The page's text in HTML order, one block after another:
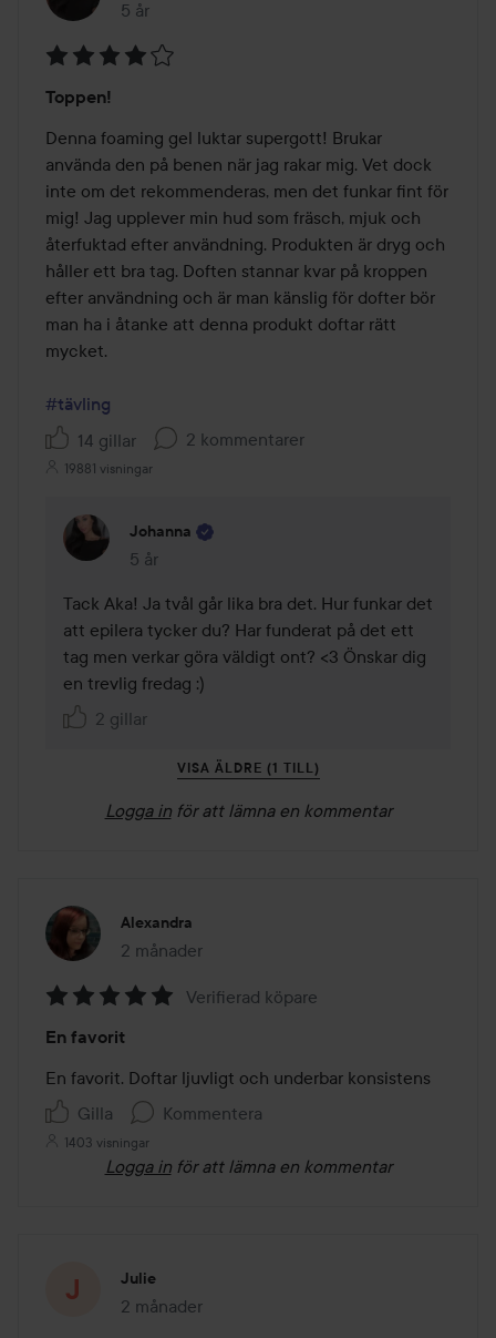
5 år
Inlägget skapades 5 år
4
av
5
Toppen!
Denna foaming gel luktar supergott! Brukar
använda den på benen när jag rakar mig. Vet dock
inte om det rekommenderas, men det funkar fint för
mig! Jag upplever min hud som fräsch, mjuk och
återfuktad efter användning. Produkten är dryg och
håller ett bra tag. Doften stannar kvar på kroppen
efter användning och är man känslig för dofter bör
man ha i åtanke att denna produkt doftar rätt
mycket.
#tävling
14 gillar
2 kommentarer
19881 visningar
Johanna
5 år
Kommentaren lades 5 år
Tack Aka! Ja tvål går lika bra det. Hur funkar det
att epilera tycker du? Har funderat på det ett
tag men verkar göra väldigt ont? <3 Önskar dig
en trevlig fredag :)
2 gillar
VISA ÄLDRE (1 TILL)
Logga in för att lämna en kommentar
Alexandra
2 månader
Inlägget skapades 2 månader
5
av
5
Verifierad köpare
En favorit
En favorit. Doftar ljuvligt och underbar konsistens
Gilla
Kommentera
1403 visningar
Logga in för att lämna en kommentar
Julie
2 månader
Inlägget skapades 2 månader